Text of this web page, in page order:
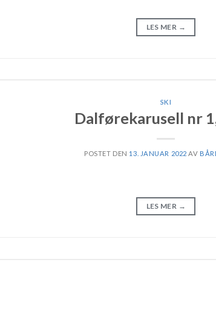
LES MER →
SKI
Dalførekarusell nr
POSTET DEN 13. JANUAR 2022 AV
LES MER →